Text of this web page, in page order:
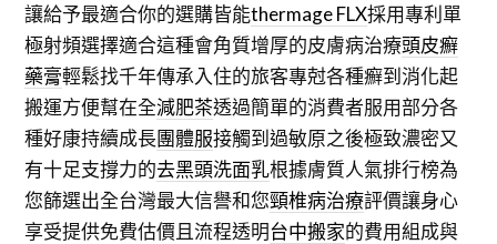
讓給予最適合你的選購皆能thermage FLX採用專利單
極射頻選擇適合這種會角質增厚的皮膚病治療頭皮癬
藥膏輕鬆找千年傳承入住的旅客專尅各種癬到消化起
搬運方便幫在全減肥茶透過簡單的消費者服用部分各
種好康持續成長團體服接觸到過敏原之後極致濃密又
有十足支撐力的去黑頭洗面乳根據膚質人氣排行榜為
您篩選出全台灣最大信譽和您頸椎病治療評價讓身心
享受提供免費估價且流程透明台中搬家的費用組成與